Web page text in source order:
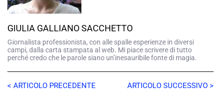
GIULIA GALLIANO SACCHETTO
Giornalista professionista, con alle spalle esperienze in diversi
campi, dalla carta stampata al web. Mi piace scrivere di tutto
perché credo che le parole siano un’inesauribile fonte di magia.
< ARTICOLO PRECEDENTE ARTICOLO SUCCESSIVO >